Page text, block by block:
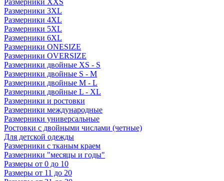
Размерники XXS
Размерники 3XL
Размерники 4XL
Размерники 5XL
Размерники 6XL
Размерники ONESIZE
Размерники OVERSIZE
Размерники двойные XS - S
Размерники двойные S - M
Размерники двойные M - L
Размерники двойные L - XL
Размерники и ростовки
Размерники международные
Размерники универсальные
Ростовки с двойными числами (четные)
Для детской одежды
Размерники с тканым краем
Размерники "месяцы и годы"
Размеры от 0 до 10
Размеры от 11 до 20